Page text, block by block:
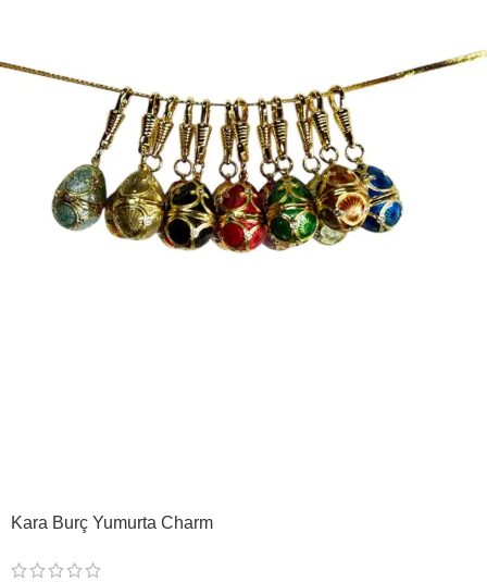
Kara Burç Yumurta Charm